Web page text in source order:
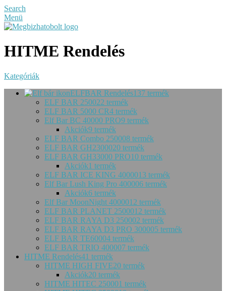
Search
Menü
HITME Rendelés
Kategóriák
ELFBAR Rendelés137 termék
ELF BAR 250022 termék
ELF BAR 5000 CR4 termék
Elf Bar BC 40000 PRO9 termék
Akciók9 termék
ELF BAR Combo 250008 termék
ELF BAR GH2300020 termék
ELF BAR GH33000 PRO10 termék
Akciók1 termék
ELF BAR ICE KING 4000013 termék
Elf Bar Lush King Pro 400006 termék
Akciók6 termék
Elf Bar MoonNight 4000012 termék
ELF BAR PLANET 2500012 termék
ELF BAR RAYA D3 250002 termék
ELF BAR RAYA D3 PRO 300005 termék
ELF BAR TE60004 termék
ELF BAR TRIO 400007 termék
HITME Rendelés41 termék
HITME HIGH FIVE20 termék
Akciók20 termék
HITME HITEC 250001 termék